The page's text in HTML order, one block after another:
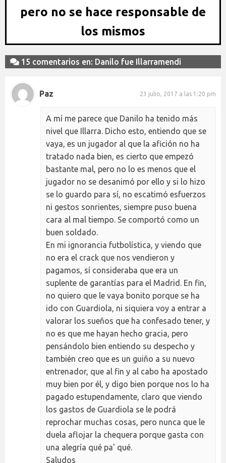
pero no se hace responsable de
los mismos
15 comentarios en: Danilo fue Illarramendi
Paz 23 julio, 2017 a las 1:20 pm
A mí me parece que Danilo ha tenido más
nivel que Illarra. Dicho esto, entiendo que se
vaya, es un jugador al que la afición no ha
tratado nada bien, es cierto que empezó
bastante mal, pero no lo es menos que el
jugador no se desanimó por ello y si lo hizo
se lo guardo para sí, no escatimó esfuerzos
ni gestos sonrientes, siempre puso buena
cara al mal tiempo. Se comportó como un
buen soldado.
En mi ignorancia futbolística, y viendo que
no era el crack que nos vendieron y
pagamos, sí consideraba que era un
suplente de garantías para el Madrid. En fin,
no quiero que le vaya bonito porque se ha
ido con Guardiola, ni siquiera voy a entrar a
valorar los sueños que ha confesado tener, y
no es que me hayan hecho gracia, pero
pensándolo bien entiendo su despecho y
también creo que es un guiño a su nuevo
entrenador, que al fin y al cabo ha apostado
muy bien por él, y digo bien porque nos lo ha
pagado estupendamente, claro que viendo
los gastos de Guardiola se le podrá
reprochar muchas cosas, pero nunca que le
duela aflojar la chequera porque gasta con
una alegría qué pa' qué.
Saludos